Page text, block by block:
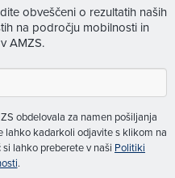
obveščeni o rezultatih naših
na področju mobilnosti in
AMZS.
obdelovala za namen pošiljanja
lahko kadarkoli odjavite s klikom na
lahko preberete v naši Politiki
.